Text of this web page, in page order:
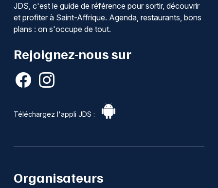
JDS, c'est le guide de référence pour sortir, découvrir
et profiter à Saint-Affrique. Agenda, restaurants, bons
plans : on s'occupe de tout.
Rejoignez-nous sur
Téléchargez l'appli JDS :
Organisateurs